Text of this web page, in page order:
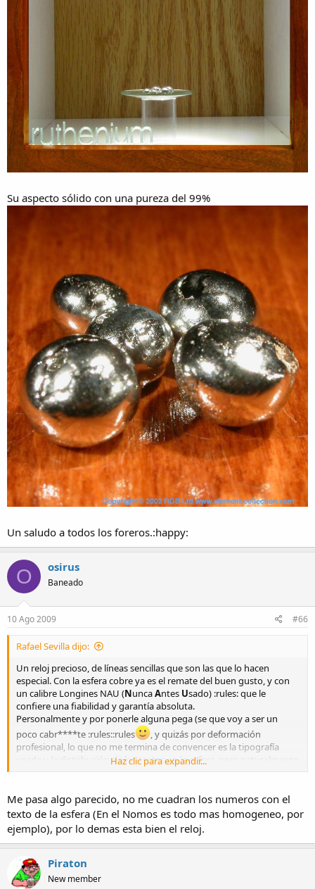
Su aspecto sólido con una pureza del 99%
Un saludo a todos los foreros.:happy:
O osirus
Baneado
10 Ago 2009 #66
Rafael Sevilla dijo:
Un reloj precioso, de líneas sencillas que son las que lo hacen
especial. Con la esfera cobre ya es el remate del buen gusto, y con
un calibre Longines NAU (NuncaAntes Usado) :rules: que le
confiere una fiabilidad y garantía absoluta.
Personalmente y por ponerle alguna pega (se que voy a ser un
poco cabr****te :rules::rules
, y quizás por deformación
profesional, lo que no me termina de convencer es la tipografía
usada y la distribución de los textos en la esfera, pero naturalmente
Estoy seguro que será otro más de los grandes éxitos y aciertos del
maestro en los próximos meses, y máxime con las características de
tamaño y versatilidad en la personalización que las distintas esferas
le confieren.
Haz clic para expandir...
Me pasa algo parecido, no me cuadran los numeros con el
texto de la esfera (En el Nomos es todo mas homogeneo, por
ejemplo), por lo demas esta bien el reloj.
Piraton
New member